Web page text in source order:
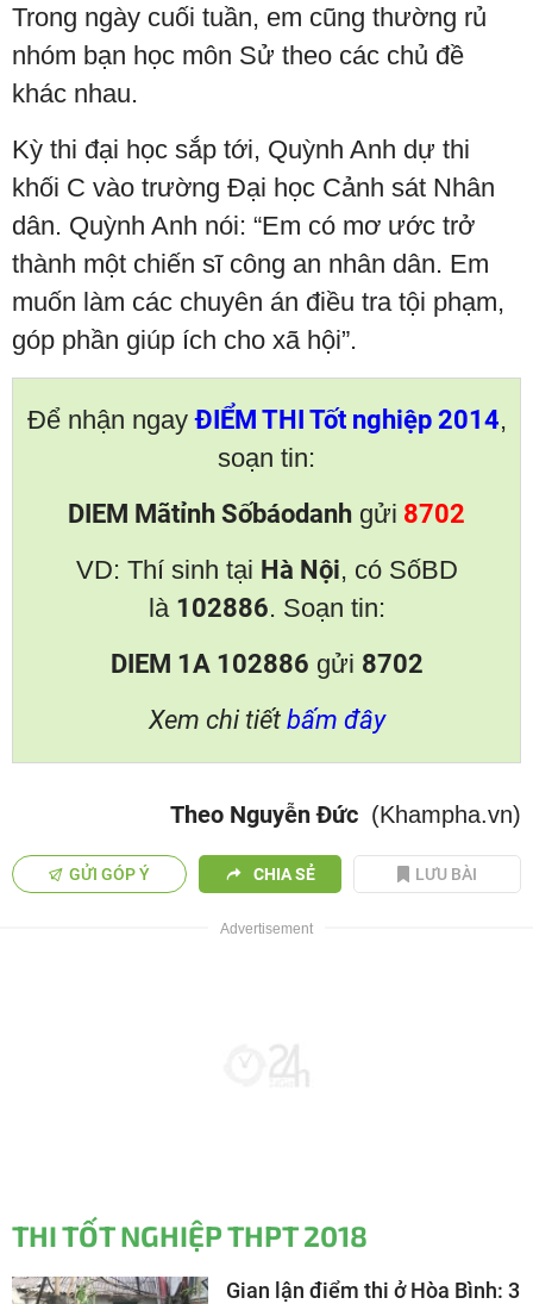
Trong ngày cuối tuần, em cũng thường rủ
nhóm bạn học môn Sử theo các chủ đề
khác nhau.
Kỳ thi đại học sắp tới, Quỳnh Anh dự thi
khối C vào trường Đại học Cảnh sát Nhân
dân. Quỳnh Anh nói: “Em có mơ ước trở
thành một chiến sĩ công an nhân dân. Em
muốn làm các chuyên án điều tra tội phạm,
góp phần giúp ích cho xã hội”.
Để nhận ngayĐIỂM THI Tốt nghiệp 2014,
soạn tin:
DIEM Mãtỉnh Sốbáodanh gửi 8702
VD: Thí sinh tại Hà Nội, có SốBD
là 102886. Soạn tin:
DIEM 1A 102886 gửi 8702
Xem chi tiết bấm đây
Theo Nguyễn Đức (Khampha.vn)
GỬI GÓP Ý CHIA SẺ LƯU BÀI
THI TỐT NGHIỆP THPT 2018
Gian lận điểm thi ở Hòa Bình: 3